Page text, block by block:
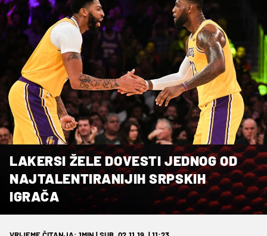
LAKERSI ŽELE DOVESTI JEDNOG OD
NAJTALENTIRANIJIH SRPSKIH
IGRAČA